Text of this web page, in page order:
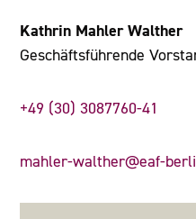
Kathrin Mahler Walther
Geschäftsführende
+49 (30) 3087760-41
mahler-walther@eaf-